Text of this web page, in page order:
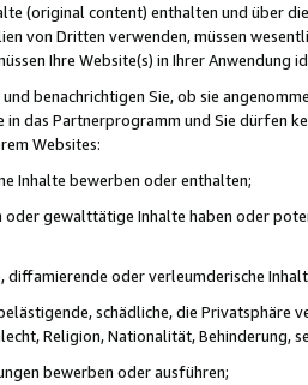
(original content) enthalten und über
von Dritten verwenden, müssen
Ihre Website(s) in Ihrer Anwendung
benachrichtigen Sie, ob sie
in das Partnerprogramm und Sie dürfen
Websites:
Inhalte bewerben oder enthalten;
oder gewalttätige Inhalte haben oder
diffamierende oder verleumderische
schädliche, die Privatsphäre
Religion, Nationalität, Behinderung,
bewerben oder ausführen;